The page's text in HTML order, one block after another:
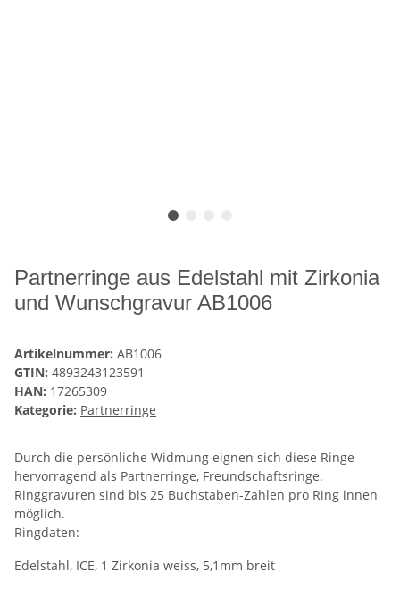
Partnerringe aus Edelstahl mit Zirkonia
und Wunschgravur AB1006
Artikelnummer: AB1006
GTIN: 4893243123591
HAN: 17265309
Kategorie: Partnerringe
Durch die persönliche Widmung eignen sich diese Ringe
hervorragend als Partnerringe, Freundschaftsringe.
Ringgravuren sind bis 25 Buchstaben-Zahlen pro Ring innen
möglich.
Ringdaten:
Edelstahl, ICE, 1 Zirkonia weiss, 5,1mm breit